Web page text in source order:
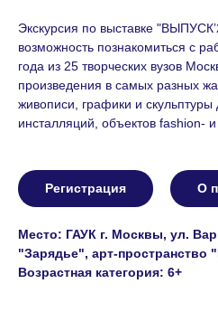
Экскурсия по выставке
возможность познакомиться с
года из 25 творческих вузов
произведения в самых разных
живописи, графики и
инсталляций, объектов fashion-
Регистрация О
Место: ГАУК г. Москвы, ул.
"Зарядье", арт-пространство
Возрастная категория: 6+